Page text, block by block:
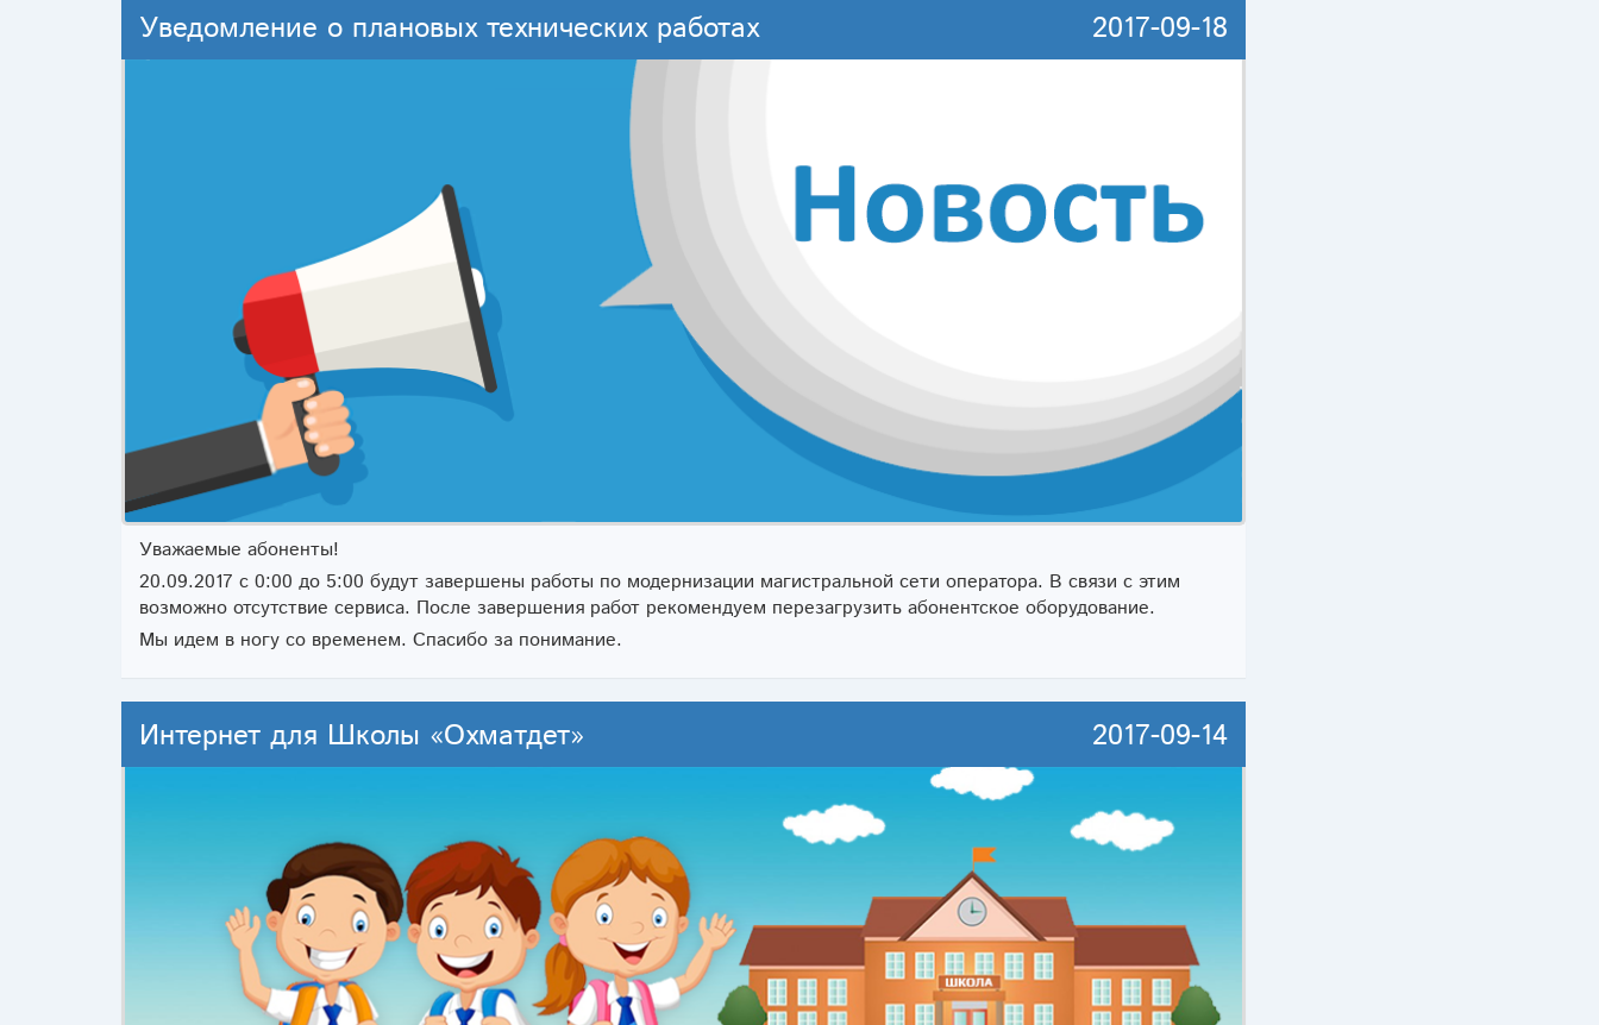
Уведомление о плановых технических работах 2017-09-18
Уважаемые абоненты!
20.09.2017 с 0:00 до 5:00 будут завершены работы по модернизации магистральной сети оператора. В связи с этим
возможно отсутствие сервиса. После завершения работ рекомендуем перезагрузить абонентское оборудование.
Мы идем в ногу со временем. Спасибо за понимание.
Интернет для Школы «Охматдет» 2017-09-14